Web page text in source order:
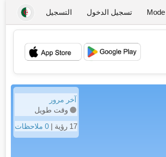
تسجيل الدخول التسجيل
💖
آخر مرور
وقت طويل
17 رؤية |
0 ملاحظات